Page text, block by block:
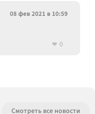
08 фев 2021 в 10:59
0
Смотреть все новости